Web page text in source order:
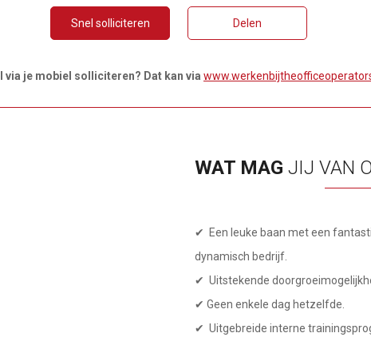
Snel solliciteren Delen
via je mobiel solliciteren? Dat kan via
WAT MAG JIJ VAN
✔ Een leuke baan met een
dynamisch bedrijf.
✔ Uitstekende
✔ Geen enkele dag hetzelfde.
✔ Uitgebreide interne